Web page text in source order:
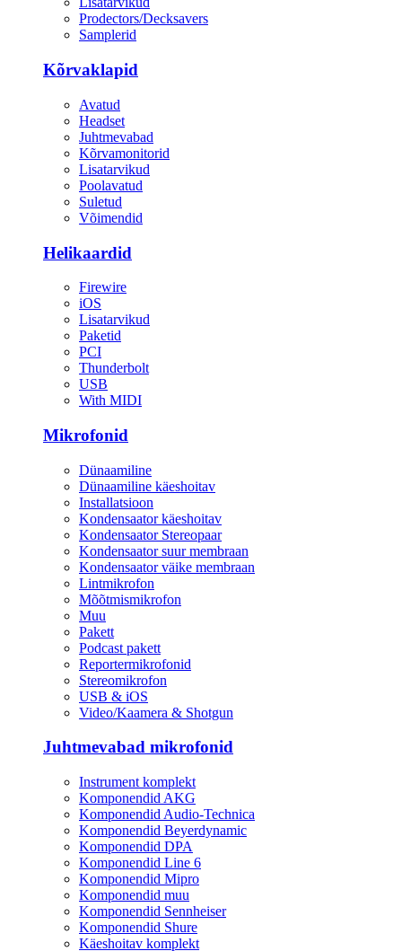
Prodectors/Decksavers
Samplerid
Kõrvaklapid
Avatud
Headset
Juhtmevabad
Kõrvamonitorid
Lisatarvikud
Poolavatud
Suletud
Võimendid
Helikaardid
Firewire
iOS
Lisatarvikud
Paketid
PCI
Thunderbolt
USB
With MIDI
Mikrofonid
Dünaamiline
Dünaamiline käeshoitav
Installatsioon
Kondensaator käeshoitav
Kondensaator Stereopaar
Kondensaator suur membraan
Kondensaator väike membraan
Lintmikrofon
Mõõtmismikrofon
Muu
Pakett
Podcast pakett
Reportermikrofonid
Stereomikrofon
USB & iOS
Video/Kaamera & Shotgun
Juhtmevabad mikrofonid
Instrument komplekt
Komponendid AKG
Komponendid Audio-Technica
Komponendid Beyerdynamic
Komponendid DPA
Komponendid Line 6
Komponendid Mipro
Komponendid muu
Komponendid Sennheiser
Komponendid Shure
Käeshoitav komplekt